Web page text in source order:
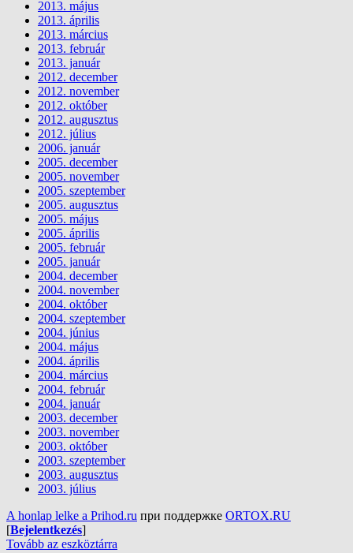
2013. május
2013. április
2013. március
2013. február
2013. január
2012. december
2012. november
2012. október
2012. augusztus
2012. július
2006. január
2005. december
2005. november
2005. szeptember
2005. augusztus
2005. május
2005. április
2005. február
2005. január
2004. december
2004. november
2004. október
2004. szeptember
2004. június
2004. május
2004. április
2004. március
2004. február
2004. január
2003. december
2003. november
2003. október
2003. szeptember
2003. augusztus
2003. július
A honlap lelke a Prihod.ru при поддержке ORTOX.RU
[Bejelentkezés]
Tovább az eszköztárra